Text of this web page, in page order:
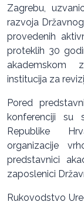
Zagrebu,
razvoja
provedenih
proteklih 30
akademskom
institucija za
Pored
konferenciji su
Republike
organizacije
predstavnici
zaposlenici
Rukovodstvo